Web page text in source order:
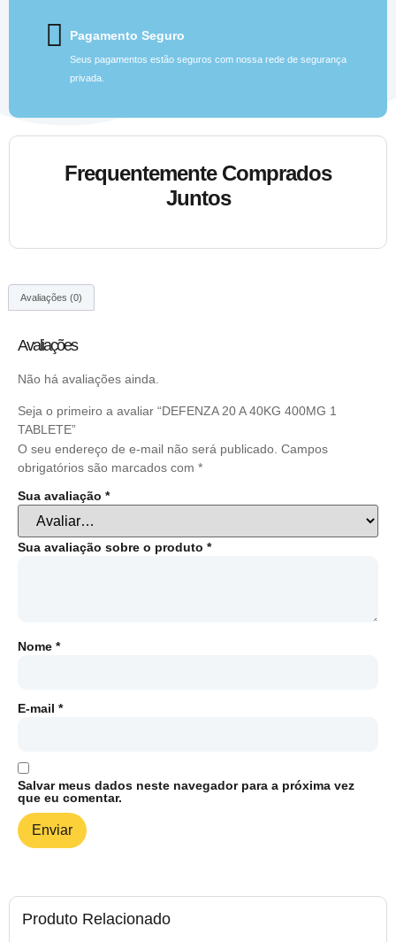
Pagamento Seguro
Seus pagamentos estão seguros com nossa rede de segurança
privada.
Frequentemente Comprados
Juntos
Produto Relacionado
Avaliações (0)
Avaliações
Não há avaliações ainda.
Seja o primeiro a avaliar “DEFENZA 20 A 40KG 400MG 1
TABLETE”
O seu endereço de e-mail não será publicado. Campos
obrigatórios são marcados com *
Sua avaliação *
Sua avaliação sobre o produto *
Nome *
E-mail *
Salvar meus dados neste navegador para a próxima vez
que eu comentar.